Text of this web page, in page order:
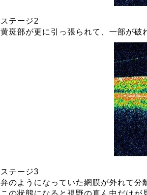
ステージ2
黄斑部が更に引っ張られて、一部が破
ステージ3
弁のようになっていた網膜が外れて分
この状態になると視野の真ん中だけが